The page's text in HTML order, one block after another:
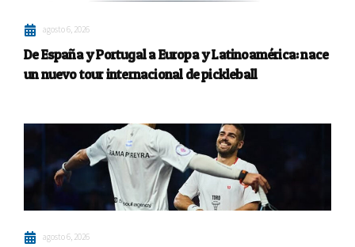
agosto 6, 2026
De España y Portugal a Europa y Latinoamérica: nace
un nuevo tour internacional de pickleball
agosto 6, 2026